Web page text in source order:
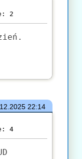
2
22:14
4